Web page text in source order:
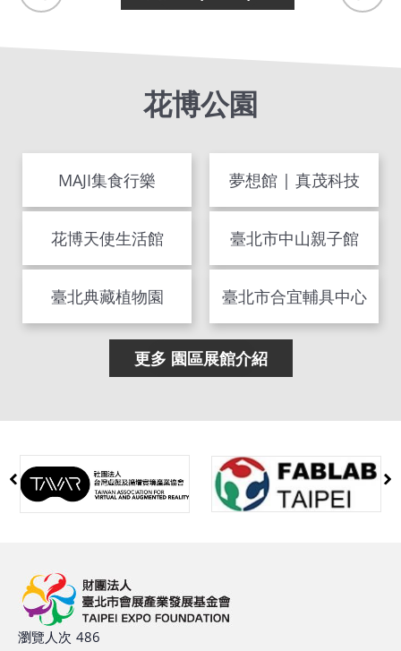
永樂T Fashion時尚基地 台北創新中心
更多 expo Taipei
花博公園
花博天使生活館 臺北市中山親子館
臺北典藏植物園 臺北市合宜輔具中心